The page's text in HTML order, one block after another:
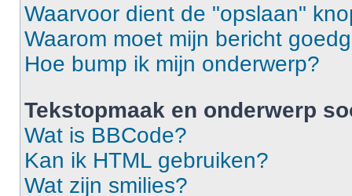
Waarvoor dient de "opslaan"
Waarom moet mijn bericht
Hoe bump ik mijn onderwerp?
Tekstopmaak en onderwerp
Wat is BBCode?
Kan ik HTML gebruiken?
Wat zijn smilies?